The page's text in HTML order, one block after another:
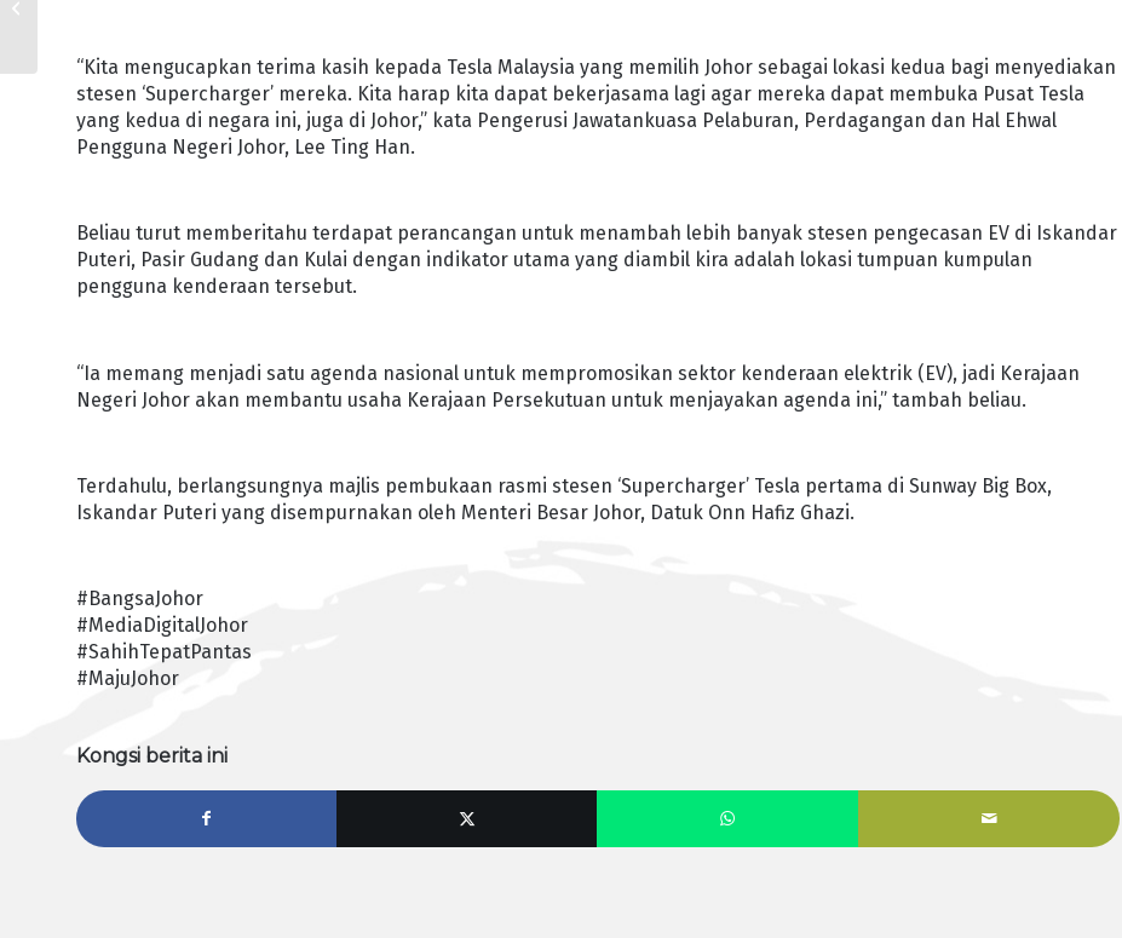
“Kita mengucapkan terima kasih kepada Tesla Malaysia yang memilih Johor sebagai lokasi kedua bagi menyediakan
stesen ‘Supercharger’ mereka. Kita harap kita dapat bekerjasama lagi agar mereka dapat membuka Pusat Tesla
yang kedua di negara ini, juga di Johor,” kata Pengerusi Jawatankuasa Pelaburan, Perdagangan dan Hal Ehwal
Pengguna Negeri Johor, Lee Ting Han.
Beliau turut memberitahu terdapat perancangan untuk menambah lebih banyak stesen pengecasan EV di Iskandar
Puteri, Pasir Gudang dan Kulai dengan indikator utama yang diambil kira adalah lokasi tumpuan kumpulan
pengguna kenderaan tersebut.
“Ia memang menjadi satu agenda nasional untuk mempromosikan sektor kenderaan elektrik (EV), jadi Kerajaan
Negeri Johor akan membantu usaha Kerajaan Persekutuan untuk menjayakan agenda ini,” tambah beliau.
Terdahulu, berlangsungnya majlis pembukaan rasmi stesen ‘Supercharger’ Tesla pertama di Sunway Big Box,
Iskandar Puteri yang disempurnakan oleh Menteri Besar Johor, Datuk Onn Hafiz Ghazi.
#BangsaJohor
#MediaDigitalJohor
#SahihTepatPantas
#MajuJohor
Kongsi berita ini